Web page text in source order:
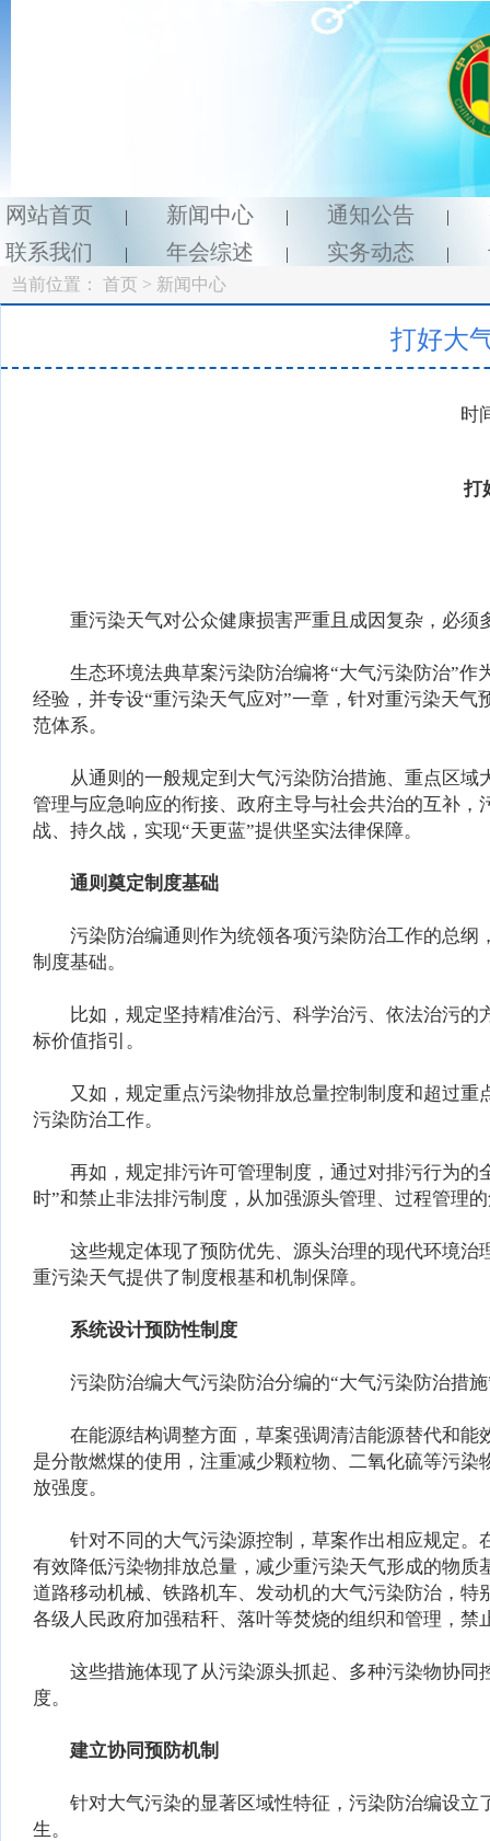
网站首页 | 新闻中心 | 通知公告 |
联系我们
| 年会综述 | 实务动态 |
当前位置： 首页 > 新闻中心
打好大
时
打
重污染天气对公众健康损害严重且成因复杂，必须
生态环境法典草案污染防治编将“大气污染防治”作
经验，并专设“重污染天气应对”一章，针对重污染天
范体系。
从通则的一般规定到大气污染防治措施、重点区域
管理与应急响应的衔接、政府主导与社会共治的互补
战、持久战，实现“天更蓝”提供坚实法律保障。
通则奠定制度基础
污染防治编通则作为统领各项污染防治工作的总纲
制度基础。
比如，规定坚持精准治污、科学治污、依法治污的
标价值指引。
又如，规定重点污染物排放总量控制制度和超过重
污染防治工作。
再如，规定排污许可管理制度，通过对排污行为的
时”和禁止非法排污制度，从加强源头管理、过程管理
这些规定体现了预防优先、源头治理的现代环境治
重污染天气提供了制度根基和机制保障。
系统设计预防性制度
污染防治编大气污染防治分编的“大气污染防治措施
在能源结构调整方面，草案强调清洁能源替代和能
是分散燃煤的使用，注重减少颗粒物、二氧化硫等污
放强度。
针对不同的大气污染源控制，草案作出相应规定。
有效降低污染物排放总量，减少重污染天气形成的物
道路移动机械、铁路机车、发动机的大气污染防治，
各级人民政府加强秸秆、落叶等焚烧的组织和管理，
这些措施体现了从污染源头抓起、多种污染物协同
度。
建立协同预防机制
针对大气污染的显著区域性特征，污染防治编设立
生。